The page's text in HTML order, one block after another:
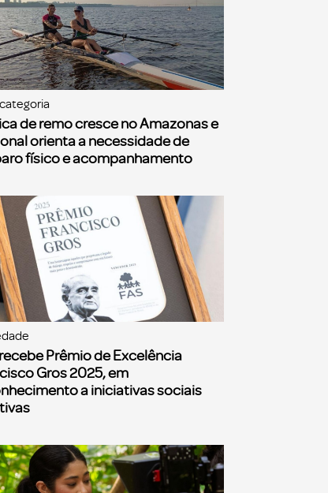
de remo cresce no Amazonas e
orienta a necessidade de
físico e acompanhamento
Prêmio de Excelência
Gros 2025, em
a iniciativas sociais